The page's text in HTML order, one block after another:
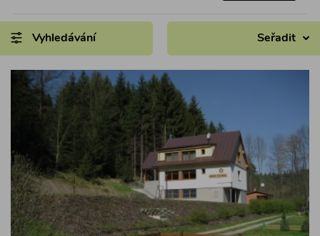
Vyhledávání Seřadit